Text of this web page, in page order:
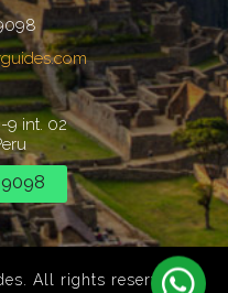
9 int. 02
All rights reserved.